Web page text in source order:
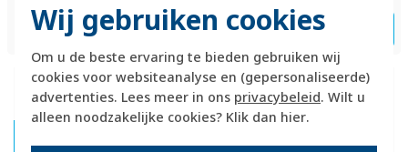
Wij gebruiken cookies
Om u de beste ervaring te bieden gebruiken wij
cookies voor websiteanalyse en (gepersonaliseerde)
advertenties. Lees meer in ons privacybeleid. Wilt u
alleen noodzakelijke cookies? Klik dan hier.
70,95 +
- Bestel
Productomschrijving